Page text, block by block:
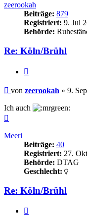
zeerookah
Beiträge: 879
Registriert: 9. Jul
Behörde:
Re: Köln/Brühl
Beitrag
von zeerookah » 9.
Ich auch
Meeri
Beiträge: 40
Registriert: 27.
Behörde: DTAG
Geschlecht:
Re: Köln/Brühl